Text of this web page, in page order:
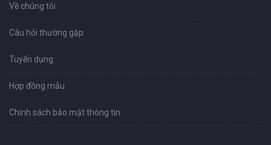
Về chúng tôi
Câu hỏi thường gặp
Tuyển dụng
Hợp đồng mẫu
Chính sách bảo mật thông tin